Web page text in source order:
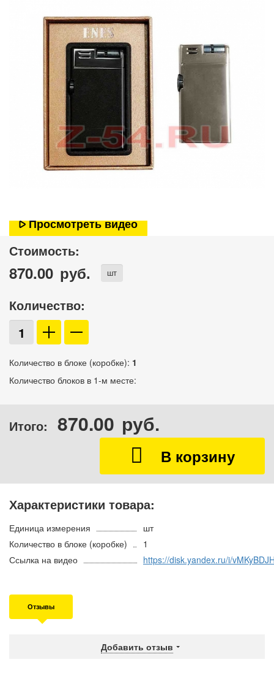
Просмотреть видео
Стоимость:
870.00 руб. шт
Количество:
Количество в блоке (коробке): 1
Количество блоков в 1-м месте:
Итого: 870.00 руб.
Характеристики товара:
Единица измерения
шт
Количество в блоке (коробке)
1
Ссылка на видео
https://disk.yandex.ru/i/
Отзывы
Добавить отзыв